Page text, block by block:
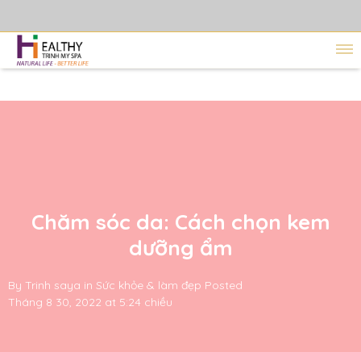
Chăm sóc da: Cách chọn kem
dưỡng ẩm
By Trinh saya in Sức khỏe & làm đẹp Posted
Tháng 8 30, 2022 at 5:24 chiều